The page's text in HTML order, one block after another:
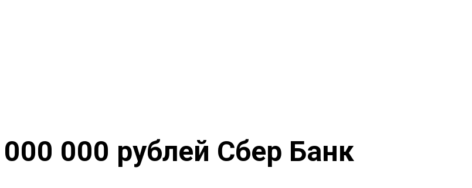
000 рублей Сбер Банк